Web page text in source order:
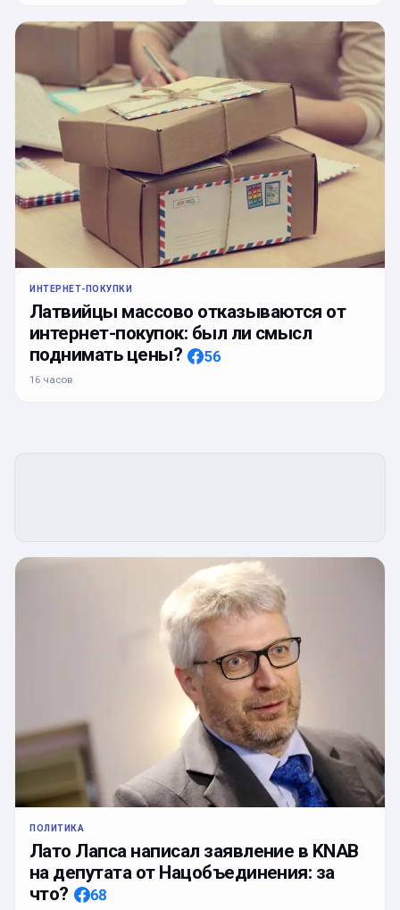
ИНТЕРНЕТ-ПОКУПКИ
Латвийцы массово отказываются от
интернет-покупок: был ли смысл
поднимать цены?
56
16 часов
ПОЛИТИКА
Лато Лапса написал заявление в KNAB
на депутата от Нацобъединения: за
что?
68